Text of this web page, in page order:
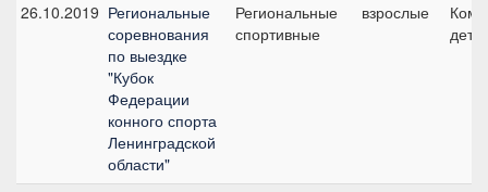
26.10.2019 Региональные
соревнования
по выездке
"Кубок
Федерации
конного спорта
Ленинградской
области"
Региональные
спортивные
взрослые
дети